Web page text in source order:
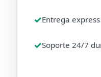
Entrega
Soporte 24/7